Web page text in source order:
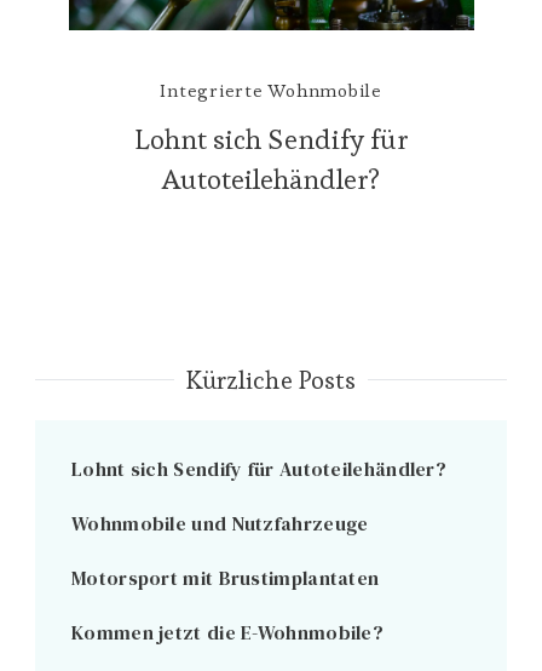
Integrierte Wohnmobile
Lohnt sich Sendify für
Autoteilehändler?
Kürzliche Posts
Lohnt sich Sendify für Autoteilehändler?
Wohnmobile und Nutzfahrzeuge
Motorsport mit Brustimplantaten
Kommen jetzt die E-Wohnmobile?